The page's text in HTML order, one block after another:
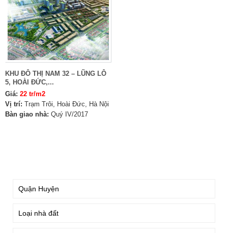
KHU ĐÔ THỊ NAM 32 – LŨNG LÔ
5, HOÀI ĐỨC,...
Giá: 22 tr/m2
Vị trí: Trạm Trôi, Hoài Đức, Hà Nội
Bàn giao nhà: Quý IV/2017